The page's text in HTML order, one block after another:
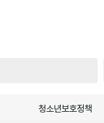
청소년보호정책